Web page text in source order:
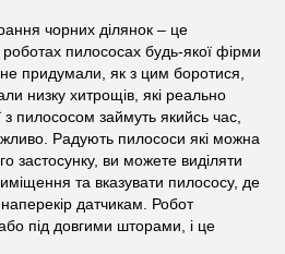
чорних ділянок – це
пилососах будь-якої фірми
придумали, як з цим боротися,
низку хитрощів, які реально
пилососом займуть якийсь час,
Радують пилососи які можна
застосунку, ви можете виділяти
та вказувати пилососу, де
датчикам. Робот
під довгими шторами, і це